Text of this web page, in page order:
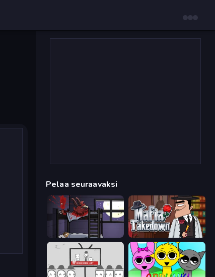
Pelaa seuraavaksi
The Visitor Mafia Takedown